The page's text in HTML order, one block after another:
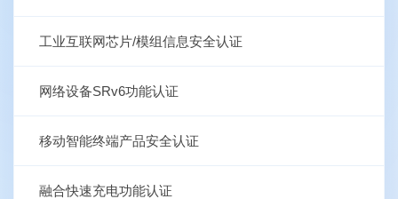
工业互联网芯片/模组信息安全认证
网络设备SRv6功能认证
移动智能终端产品安全认证
融合快速充电功能认证